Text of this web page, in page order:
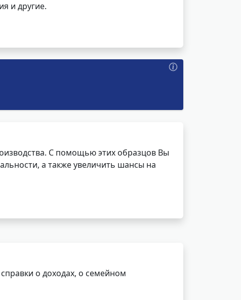
и другие.
С помощью этих образцов Вы
а также увеличить шансы на
о доходах, о семейном